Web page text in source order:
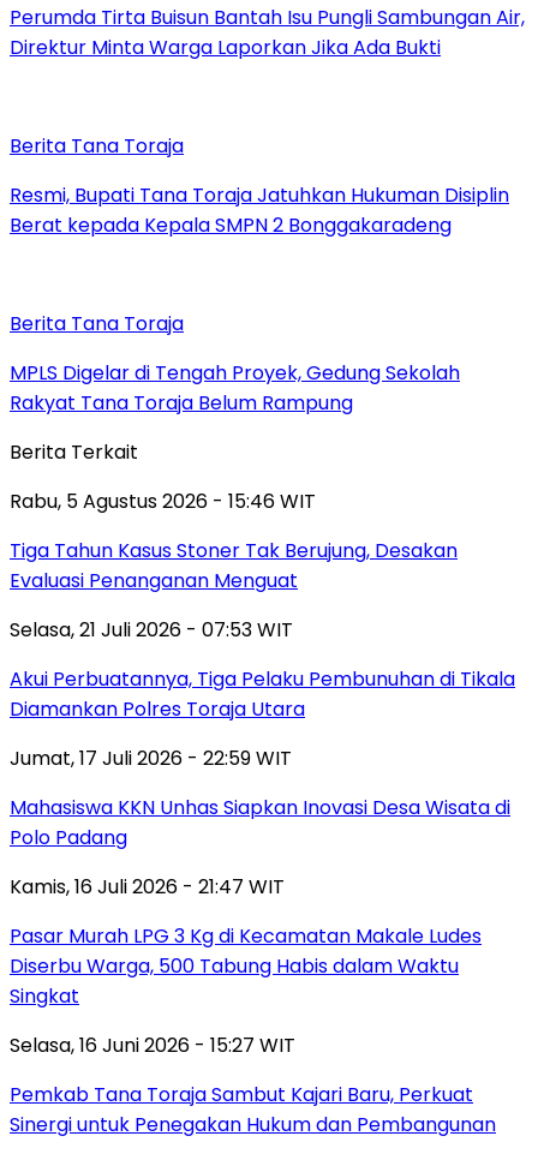
Perumda Tirta Buisun Bantah Isu Pungli Sambungan Air,
Direktur Minta Warga Laporkan Jika Ada Bukti
Berita Tana Toraja
Resmi, Bupati Tana Toraja Jatuhkan Hukuman Disiplin
Berat kepada Kepala SMPN 2 Bonggakaradeng
Berita Tana Toraja
MPLS Digelar di Tengah Proyek, Gedung Sekolah
Rakyat Tana Toraja Belum Rampung
Berita Terkait
Rabu, 5 Agustus 2026 - 15:46 WIT
Tiga Tahun Kasus Stoner Tak Berujung, Desakan
Evaluasi Penanganan Menguat
Selasa, 21 Juli 2026 - 07:53 WIT
Akui Perbuatannya, Tiga Pelaku Pembunuhan di Tikala
Diamankan Polres Toraja Utara
Jumat, 17 Juli 2026 - 22:59 WIT
Mahasiswa KKN Unhas Siapkan Inovasi Desa Wisata di
Polo Padang
Kamis, 16 Juli 2026 - 21:47 WIT
Pasar Murah LPG 3 Kg di Kecamatan Makale Ludes
Diserbu Warga, 500 Tabung Habis dalam Waktu
Singkat
Selasa, 16 Juni 2026 - 15:27 WIT
Pemkab Tana Toraja Sambut Kajari Baru, Perkuat
Sinergi untuk Penegakan Hukum dan Pembangunan